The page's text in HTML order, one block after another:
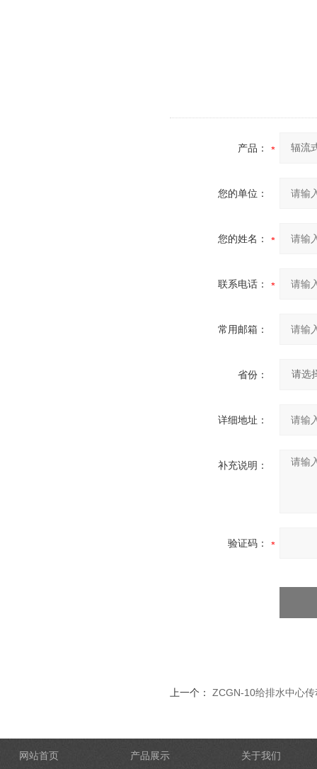
产品：
您的单位：
您的姓名：
联系电话：
常用邮箱：
省份：
详细地址：
补充说明：
验证码：
上一个： ZCGN-10给排水中心
网站首页 产品展示 关于我们